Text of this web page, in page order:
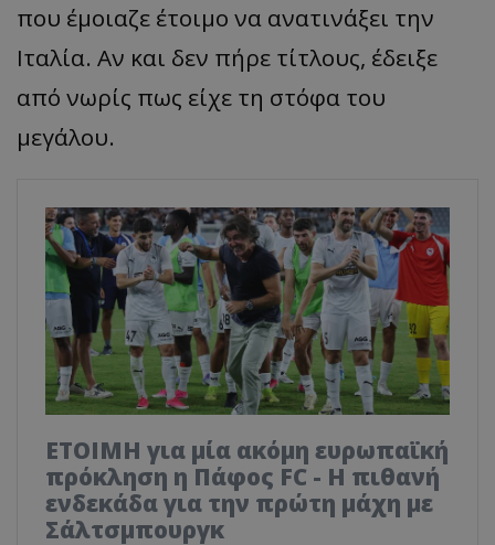
που έμοιαζε έτοιμο να ανατινάξει την
Ιταλία. Αν και δεν πήρε τίτλους, έδειξε
από νωρίς πως είχε τη στόφα του
μεγάλου.
ΕΤΟΙΜΗ για μία ακόμη ευρωπαϊκή
πρόκληση η Πάφος FC - Η πιθανή
ενδεκάδα για την πρώτη μάχη με
Σάλτσμπουργκ